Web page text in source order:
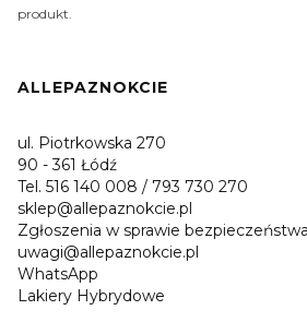
produkt.
Linki w stopce
ALLEPAZNOKCIE
ul. Piotrkowska 270
90 - 361 Łódź
Tel. 516 140 008 / 793 730 270
sklep@allepaznokcie.pl
Zgłoszenia w sprawie
uwagi@allepaznokcie.pl
WhatsApp
Lakiery Hybrydowe